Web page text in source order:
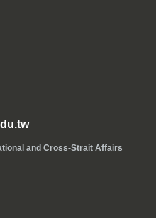
and Cross-Strait Affairs